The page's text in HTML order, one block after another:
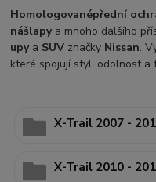
Homologovanépřední
nášlapya mnoho dalšího
upya SUV značky Nissan.
které spojují styl, odolnost a
X-Trail 2007 -
X-Trail 2010 -